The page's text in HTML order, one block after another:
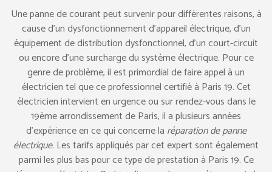
Une panne de courant peut survenir pour différentes raisons, à
cause d’un dysfonctionnement d’appareil électrique, d’un
équipement de distribution dysfonctionnel, d’un court-circuit
ou encore d’une surcharge du système électrique. Pour ce
genre de problème, il est primordial de faire appel à un
électricien tel que ce professionnel certifié à Paris 19. Cet
électricien intervient en urgence ou sur rendez-vous dans le
19ème arrondissement de Paris, il a plusieurs années
d’expérience en ce qui concerne la réparation de panne
électrique. Les tarifs appliqués par cet expert sont également
parmi les plus bas pour ce type de prestation à Paris 19. Ce